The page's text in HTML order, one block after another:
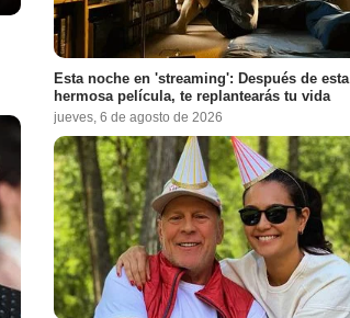
Esta noche en 'streaming': Después de esta
hermosa película, te replantearás tu vida
jueves, 6 de agosto de 2026